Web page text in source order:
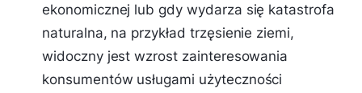
ekonomicznej lub gdy wydarza się katastrofa
naturalna, na przykład trzęsienie ziemi,
widoczny jest wzrost zainteresowania
konsumentów usługami użyteczności